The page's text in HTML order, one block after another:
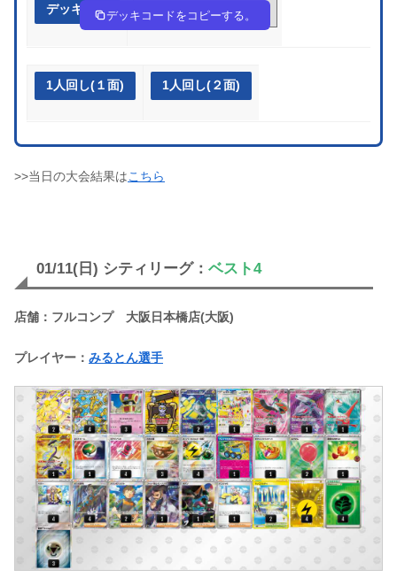
デッキ作成 pp2yyM-Mb9dPT-32EMMR
デッキコードをコピーする。
1人回し(１面) 1人回し(２面)
>>当日の大会結果はこちら
01/11(日) シティリーグ： ベスト4
店舗：フルコンプ 大阪日本橋店(大阪)
プレイヤー： みるとん選手